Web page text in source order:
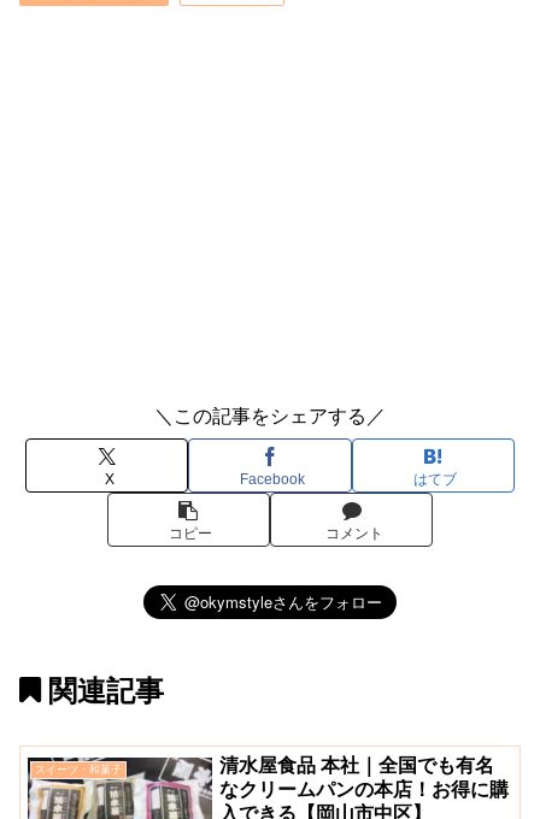
＼この記事をシェアする／
X Facebook はてブ
コピー コメント
関連記事
スイーツ・和菓子
清水屋食品 本社｜全国でも有名
なクリームパンの本店！お得に購
入できる【岡山市中区】